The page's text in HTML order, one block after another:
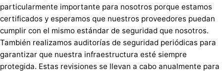
particularmente importante para nosotros porque estamos
certificados y esperamos que nuestros proveedores puedan
cumplir con el mismo estándar de seguridad que nosotros.
También realizamos auditorías de seguridad periódicas para
garantizar que nuestra infraestructura esté siempre
protegida. Estas revisiones se llevan a cabo anualmente para